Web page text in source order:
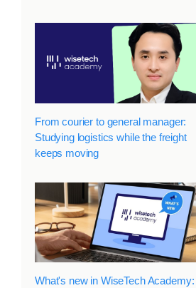
From courier to general manager:
Studying logistics while the freight
keeps moving
What's new in WiseTech Academy: